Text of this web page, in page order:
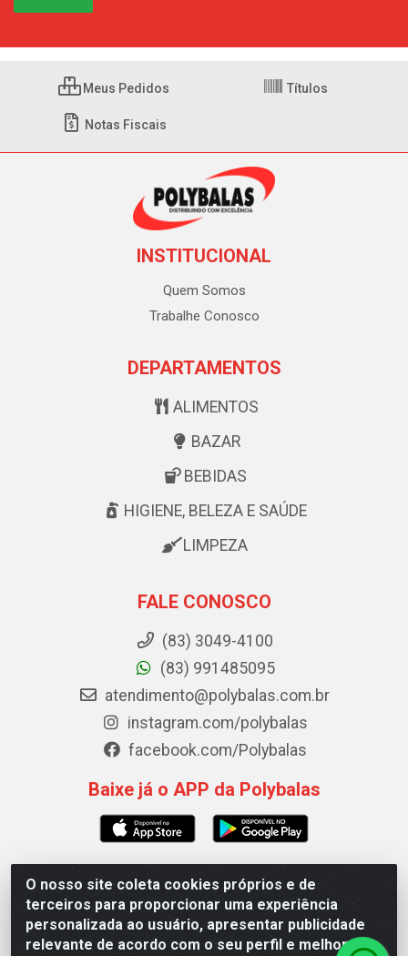
O nosso site coleta cookies próprios e de
terceiros para proporcionar uma experiência
personalizada ao usuário, apresentar publicidade
relevante de acordo com o seu perfil e melhorar a
Meus Pedidos Títulos
Notas Fiscais
INSTITUCIONAL
Quem Somos
Trabalhe Conosco
DEPARTAMENTOS
ALIMENTOS
BAZAR
BEBIDAS
HIGIENE, BELEZA E SAÚDE
LIMPEZA
FALE CONOSCO
(83) 3049-4100
(83) 991485095
atendimento@polybalas.com.br
instagram.com/polybalas
facebook.com/Polybalas
Baixe já o APP da Polybalas
Polybalas - Rua João Miguel de Souza, 173 Galpão B -
Ernesto Geisel, João Pessoa/PB - CEP 58.075-075 - CNPJ
00.909.327/0002-61